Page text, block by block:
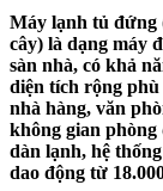
Máy lạnh tủ đứng
cây) là dạng máy
sàn nhà, có khả
diện tích rộng
nhà hàng, văn
không gian
dàn lạnh, hệ
dao động từ